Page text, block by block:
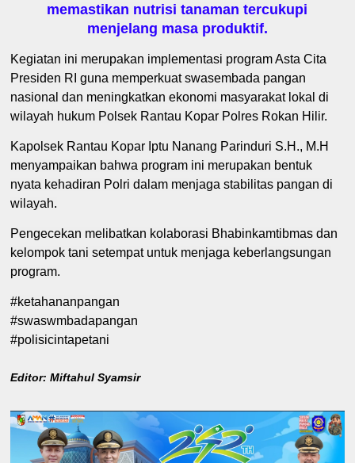
memastikan nutrisi tanaman tercukupi
menjelang masa produktif.
Kegiatan ini merupakan implementasi program Asta Cita
Presiden RI guna memperkuat swasembada pangan
nasional dan meningkatkan ekonomi masyarakat lokal di
wilayah hukum Polsek Rantau Kopar Polres Rokan Hilir.
Kapolsek Rantau Kopar Iptu Nanang Parinduri S.H., M.H
menyampaikan bahwa program ini merupakan bentuk
nyata kehadiran Polri dalam menjaga stabilitas pangan di
wilayah.
Pengecekan melibatkan kolaborasi Bhabinkamtibmas dan
kelompok tani setempat untuk menjaga keberlangsungan
program.
#ketahananpangan
#swaswmbadapangan
#polisicintapetani
Editor: Miftahul Syamsir